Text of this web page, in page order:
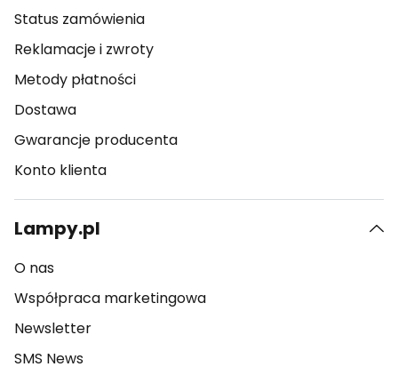
Status zamówienia
Reklamacje i zwroty
Metody płatności
Dostawa
Gwarancje producenta
Konto klienta
Lampy.pl
O nas
Współpraca marketingowa
Newsletter
SMS News